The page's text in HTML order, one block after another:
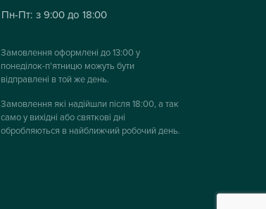
Пн-Пт: з 9:00 до 18:00
Замовлення оформлені до 13:00 у
понеділок-п'ятницю можуть бути
відправлені в той же день.
Замовлення які надійшли після 18:00, а так
само у вихідні або святкові дні
обробляються в найближчий робочий день.